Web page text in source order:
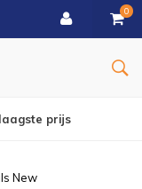
0
New